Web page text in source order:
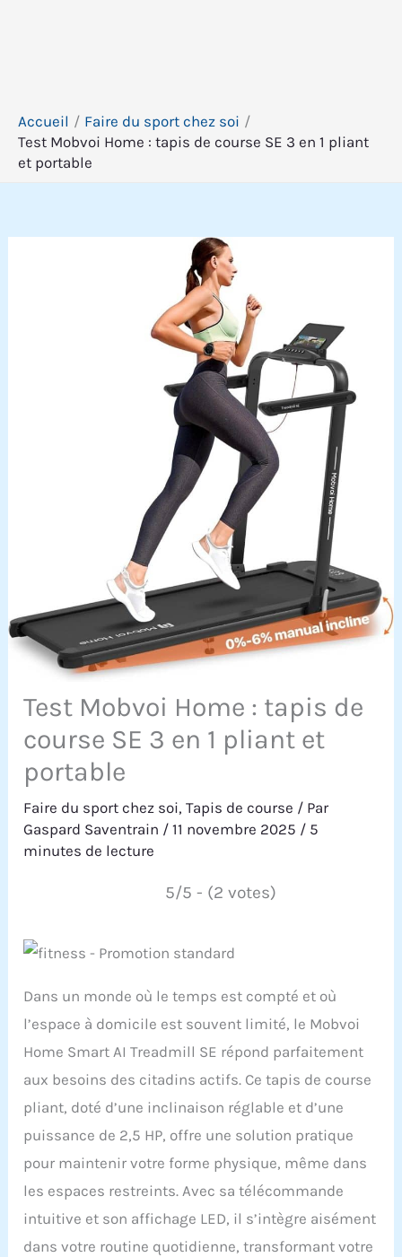
Accueil
Faire du sport chez soi
Test Mobvoi Home : tapis de course SE 3 en 1 pliant
et portable
Test Mobvoi Home : tapis de
course SE 3 en 1 pliant et
portable
Faire du sport chez soi,Tapis de course / Par
Gaspard Saventrain /11 novembre 2025 / 5
minutes de lecture
5/5 - (2 votes)
Dans un monde où le temps est compté et où
l’espace à domicile est souvent limité, le Mobvoi
Home Smart AI Treadmill SE répond parfaitement
aux besoins des citadins actifs. Ce tapis de course
pliant, doté d’une inclinaison réglable et d’une
puissance de 2,5 HP, offre une solution pratique
pour maintenir votre forme physique, même dans
les espaces restreints. Avec sa télécommande
intuitive et son affichage LED, il s’intègre aisément
dans votre routine quotidienne, transformant votre